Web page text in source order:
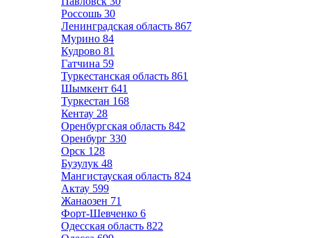
Россошь 30
Ленинградская область 867
Мурино 84
Кудрово 81
Гатчина 59
Туркестанская область 861
Шымкент 641
Туркестан 168
Кентау 28
Оренбургская область 842
Оренбург 330
Орск 128
Бузулук 48
Мангистауская область 824
Актау 599
Жанаозен 71
Форт-Шевченко 6
Одесская область 822